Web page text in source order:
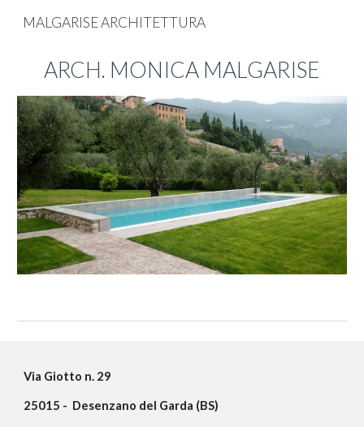
Skip to main content
MALGARISE ARCHITETTURA
ARCH. MONICA MALGARISE
Via Giotto n. 29
25015 - Desenzano del Garda (BS)